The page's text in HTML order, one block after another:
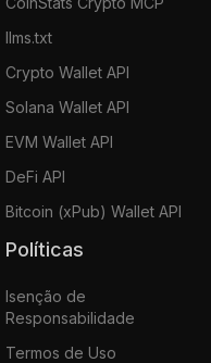
llms.txt
Crypto Wallet API
Solana Wallet API
EVM Wallet API
DeFi API
Bitcoin (xPub) Wallet API
Políticas
Isenção de
Responsabilidade
Termos de Uso